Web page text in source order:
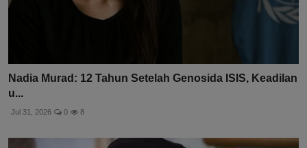
Nadia Murad: 12 Tahun Setelah Genosida ISIS, Keadilan
u...
Jul 31, 2026 0 8